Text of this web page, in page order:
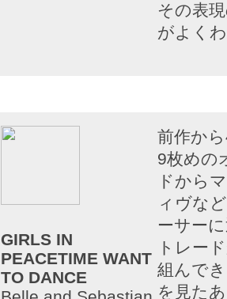
その表
がよく
GIRLS IN
PEACETIME WANT
TO DANCE
前作か
9枚めの
ドから
ィヴな
ーサー
トレー
組んで
を見た